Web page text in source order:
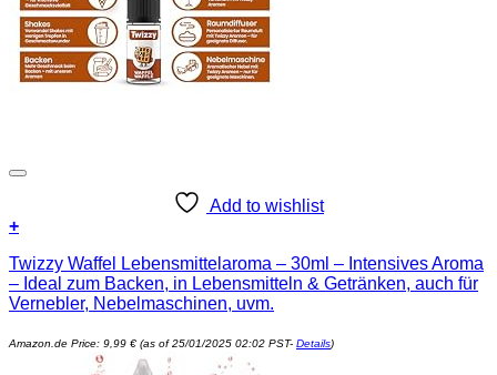
Add to wishlist
+
Twizzy Waffel Lebensmittelaroma – 30ml – Intensives Aroma
– Ideal zum Backen, in Lebensmitteln & Getränken, auch für
Vernebler, Nebelmaschinen, uvm.
Amazon.de Price: 9,99 € (as of 25/01/2025 02:02 PST- Details)